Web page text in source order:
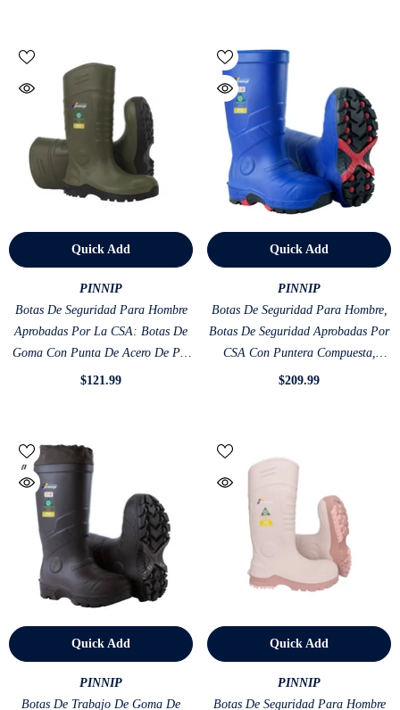
Quick Add
PINNIP
Botas De Seguridad Para Hombre
Aprobadas Por La CSA: Botas De
Goma Con Punta De Acero De PU
Impermeables ASTM F2413-18
$121.99
Quick Add
PINNIP
Botas De Seguridad Para Hombre,
Botas De Seguridad Aprobadas Por
CSA Con Puntera Compuesta,
Botas De Trabajo De PU
$209.99
Quick Add
PINNIP
Botas De Trabajo De Goma De
Quick Add
PINNIP
Botas De Seguridad Para Hombre